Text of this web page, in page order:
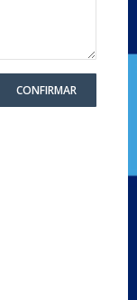
CONFIRMAR